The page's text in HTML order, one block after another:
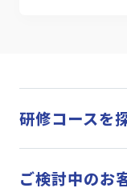
研修コースを
ご検討中のお